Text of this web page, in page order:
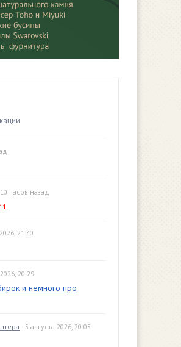
10 часов назад
11
21:40
20:29
и немного про
· 5 августа 2026, 20:05